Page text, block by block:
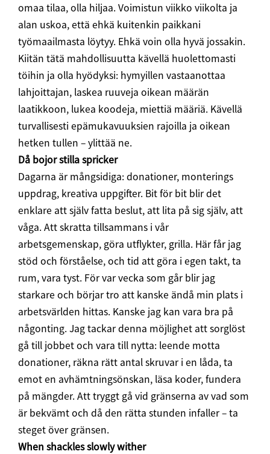
omaa tilaa, olla hiljaa. Voimistun viikko viikolta ja
alan uskoa, että ehkä kuitenkin paikkani
työmaailmasta löytyy. Ehkä voin olla hyvä jossakin.
Kiitän tätä mahdollisuutta kävellä huolettomasti
töihin ja olla hyödyksi: hymyillen vastaanottaa
lahjoittajan, laskea ruuveja oikean määrän
laatikkoon, lukea koodeja, miettiä määriä. Kävellä
turvallisesti epämukavuuksien rajoilla ja oikean
hetken tullen – ylittää ne.
Då bojor stilla spricker
Dagarna är mångsidiga: donationer, monterings
uppdrag, kreativa uppgifter. Bit för bit blir det
enklare att själv fatta beslut, att lita på sig själv, att
våga. Att skratta tillsammans i vår
arbetsgemenskap, göra utflykter, grilla. Här får jag
stöd och förståelse, och tid att göra i egen takt, ta
rum, vara tyst. För var vecka som går blir jag
starkare och börjar tro att kanske ändå min plats i
arbetsvärlden hittas. Kanske jag kan vara bra på
någonting. Jag tackar denna möjlighet att sorglöst
gå till jobbet och vara till nytta: leende motta
donationer, räkna rätt antal skruvar i en låda, ta
emot en avhämtningsönskan, läsa koder, fundera
på mängder. Att tryggt gå vid gränserna av vad som
är bekvämt och då den rätta stunden infaller – ta
steget över gränsen.
When shackles slowly wither